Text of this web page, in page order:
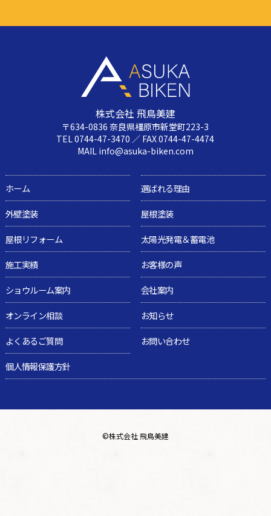
株式会社 飛鳥美建
〒634-0836 奈良県橿原市新堂町223-3
TEL 0744-47-3470 ／ FAX 0744-47-4474
MAIL info@asuka-biken.com
ホーム
選ばれる理由
外壁塗装
屋根塗装
屋根リフォーム
太陽光発電＆蓄電池
施工実績
お客様の声
ショウルーム案内
会社案内
オンライン相談
お知らせ
よくあるご質問
お問い合わせ
個人情報保護方針
©株式会社 飛鳥美建